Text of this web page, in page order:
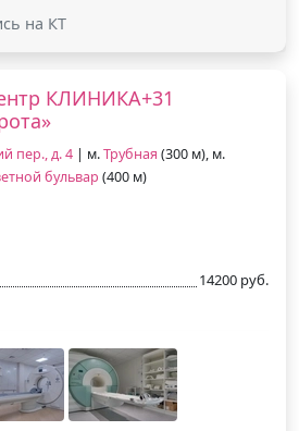
на КТ
КЛИНИКА+31
пер., д. 4 | м.Трубная (300 м), м.
бульвар (400 м)
14200 руб.